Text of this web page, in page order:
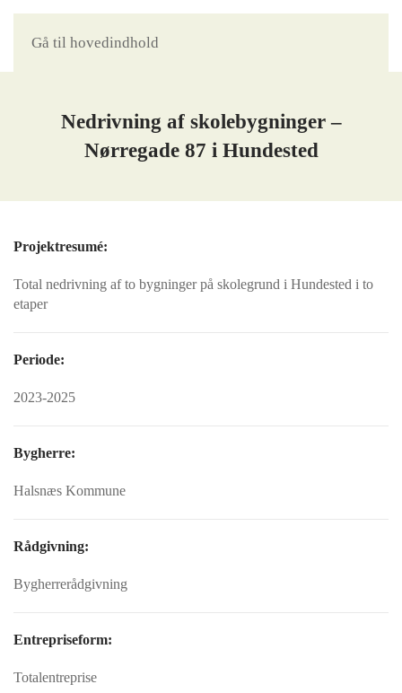
Gå til hovedindhold
Nedrivning af skolebygninger –
Nørregade 87 i Hundested
Projektresumé:
Total nedrivning af to bygninger på skolegrund i Hundested i to
etaper
Periode:
2023-2025
Bygherre:
Halsnæs Kommune
Rådgivning:
Bygherrerådgivning
Entrepriseform:
Totalentreprise